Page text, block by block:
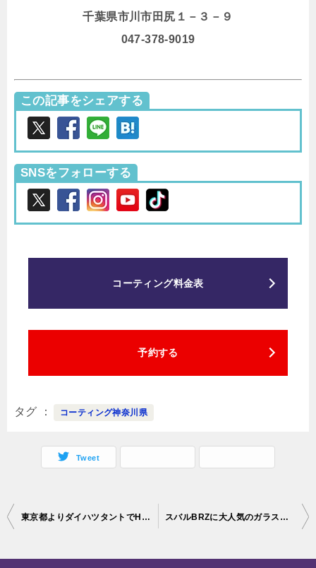
千葉県市川市田尻１－３－９
047-378-9019
この記事をシェアする
SNSをフォローする
コーティング料金表
予約する
タグ コーティング神奈川県
Tweet
投
ナ
東京都よりダイハツタントでH様、セラミックコーティング2層プレミアムフルコース スバルBRZに大人気のガラスコーティングを施工させて頂きました！神奈川県伊勢原市よりご来店ありがとうございました！